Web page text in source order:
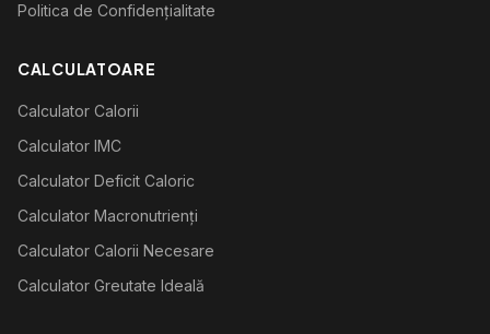
Politica de Confidențialitate
CALCULATOARE
Calculator Calorii
Calculator IMC
Calculator Deficit Caloric
Calculator Macronutrienți
Calculator Calorii Necesare
Calculator Greutate Ideală